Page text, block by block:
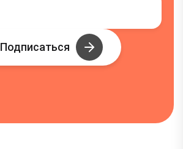
Подписаться